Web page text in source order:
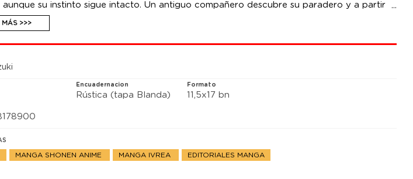
aunque su instinto sigue intacto. Un antiguo compañero descubre su paradero y a partir
conocidos suyos y rivales empezarán a buscarlo para darle pasaporte al otro mundo
Con una familia y un negocio que proteger, la cosas se van a poner complicadas para
volver a matar a nadie más! ¿Cómo se las apañará para proteger su pacífica vida con la
viene encima?
MÁS >>>
Encuadernacion
Rústica (tapa Blanda)
Formato
11,5x17 bn
MANGA SHONEN ANIME MANGA IVREA EDITORIALES MANGA